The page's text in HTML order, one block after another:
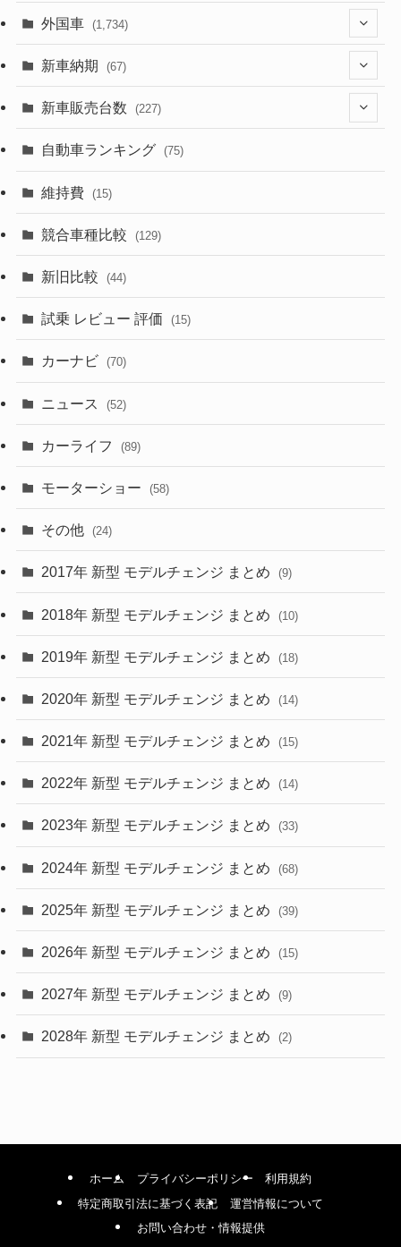
(1,321)
(329)
(526)
(357)
(328)
(253)
外国車 (1,734)
(242)
(85)
(84)
(50)
(43)
(6)
(9)
(30)
(27)
(58)
(28)
(27)
(26)
(10)
(35)
(10)
(9)
(22)
(4)
(9)
(4)
(1)
新車納期 (67)
(28)
(8)
(3)
(3)
新車販売台数 (227)
(21)
(5)
(7)
自動車ランキング (75)
維持費 (15)
競合車種比較 (129)
新旧比較 (44)
試乗 レビュー 評価 (15)
カーナビ (70)
ニュース (52)
カーライフ (89)
モーターショー (58)
その他 (24)
2017年 新型 モデルチェンジ まとめ (9)
2018年 新型 モデルチェンジ まとめ (10)
2019年 新型 モデルチェンジ まとめ (18)
2020年 新型 モデルチェンジ まとめ (14)
2021年 新型 モデルチェンジ まとめ (15)
2022年 新型 モデルチェンジ まとめ (14)
2023年 新型 モデルチェンジ まとめ (33)
2024年 新型 モデルチェンジ まとめ (68)
2025年 新型 モデルチェンジ まとめ (39)
2026年 新型 モデルチェンジ まとめ (15)
2027年 新型 モデルチェンジ まとめ (9)
2028年 新型 モデルチェンジ まとめ (2)
ホーム プライバシーポリシー
利用規約
特定商取引法に基づく表記
運営情報について
お問い合わせ・情報提供